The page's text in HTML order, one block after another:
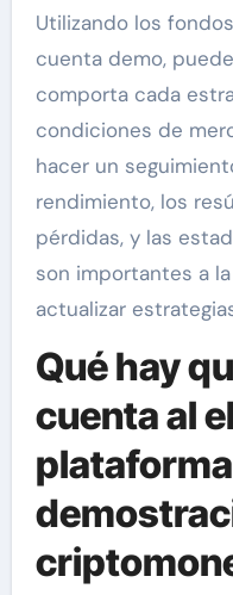
Utilizando los
cuenta demo,
comporta cada
condiciones de
hacer un
rendimiento, los
pérdidas, y las
son importantes a
actualizar
Qué hay
cuenta al